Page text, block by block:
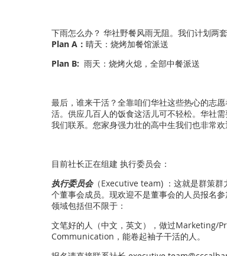
下雨怎么办？ 华社野餐风雨无阻。我们计划两套
Plan A： 晴天：烧烤加餐馆派送
Plan B: 雨天：烧烤火熄，全部中餐派送
最后，谁来干活？全靠咱们华社这些热心的志
活。供应几百人的饭食这活儿可不轻松。华社
我们联系。您家身强力壮的高中生我们也非常
目前社长正在组建 执行委员会：
执行委员会（Executive team) ：这就是群策群
个董事会成员。现欢迎不是董事会的人员报名
领域包括但不限于：
文笔好的人（中文，英文），做过Marketing/
Communication，能卷起袖子干活的人。